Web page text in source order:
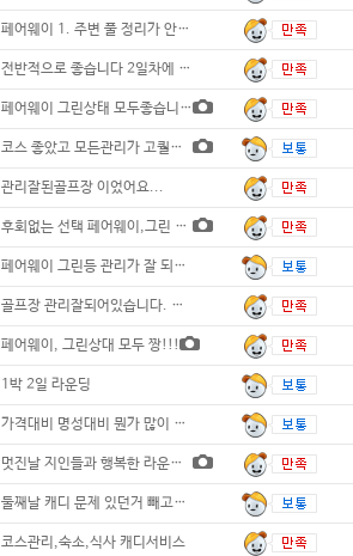
페어웨이 1. 주변 풀 정리가 안되어 있
전반적으로 좋습니다 2일차에 우천으로 못
페어웨이 그린상태 모두좋습니다 숙소또한만족
코스 좋았고 모든관리가 고퀄이였어요. 다만
관리잘된골프장 이었어요...
후회없는 선택 페어웨이,그린 최상
페어웨이 그린등 관리가 잘 되어있으며 경관이
골프장 관리잘되어있습니다. 그린상태도 좋습
페어웨이, 그린상대 모두 짱!!!
1박 2일 라운딩
가격대비 명성대비 뭔가 많이 부족한 골프장
멋진날 지인들과 행복한 라운딩 이었습니다.
둘째날 캐디 문제 있던거 빼고는 전체적으로
코스관리,숙소,식사 캐디서비스